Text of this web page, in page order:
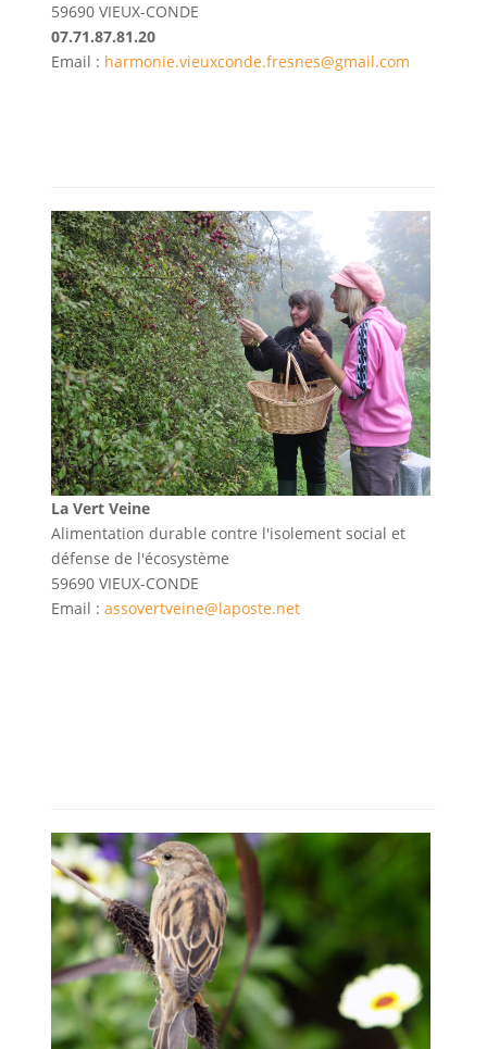
59690 VIEUX-CONDE
07.71.87.81.20
Email : harmonie.vieuxconde.fresnes@gmail.com
La Vert Veine
Alimentation durable contre l'isolement social et
défense de l'écosystème
59690 VIEUX-CONDE
Email : assovertveine@laposte.net